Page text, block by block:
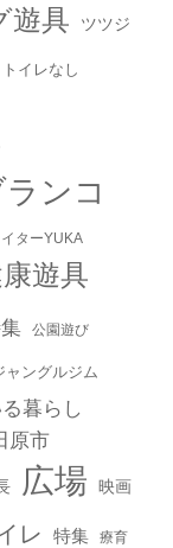
遊具 ツツジ
トイレなし
ランコ
イターYUKA
遊具
公園遊び
ャングルジム
暮らし
原市
広場 映画
レ 特集 療育